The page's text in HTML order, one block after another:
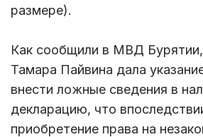
размере).
Как сообщили в МВД Бурятии,
Тамара Пайвина дала
внести ложные сведения в
декларацию, что
приобретение права на